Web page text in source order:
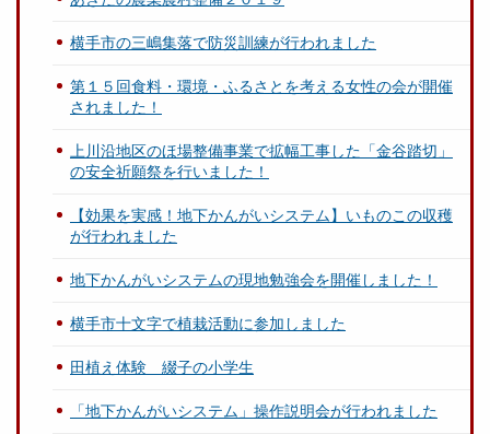
横手市の三嶋集落で防災訓練が行われました
第１５回食料・環境・ふるさとを考える女性の会が開催
されました！
上川沿地区のほ場整備事業で拡幅工事した「金谷踏切」
の安全祈願祭を行いました！
【効果を実感！地下かんがいシステム】いものこの収穫
が行われました
地下かんがいシステムの現地勉強会を開催しました！
横手市十文字で植栽活動に参加しました
田植え体験 綴子の小学生
「地下かんがいシステム」操作説明会が行われました